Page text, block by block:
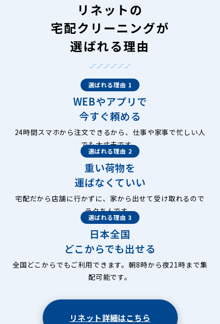
リネットの
宅配クリーニングが
選ばれる理由
選ばれる理由 1
WEBやアプリで
今すぐ頼める
24時間スマホから注文できるから、仕事や家事で忙しい人
でも大丈夫です。
選ばれる理由 2
重い荷物を
運ばなくていい
宅配だから店舗に行かずに、家から出せて受け取れるので
ラクちんです。
選ばれる理由 3
日本全国
どこからでも出せる
全国どこからでもご利用できます。朝8時から夜21時まで集
配可能です。
リネット詳細はこちら